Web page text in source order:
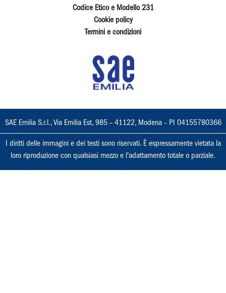
Codice Etico e Modello 231
Cookie policy
Termini e condizioni
SAE Emilia S.r.l., Via Emilia Est, 985 – 41122, Modena – PI 04155780366
I diritti delle immagini e dei testi sono riservati. È espressamente vietata la
loro riproduzione con qualsiasi mezzo e l'adattamento totale o parziale.